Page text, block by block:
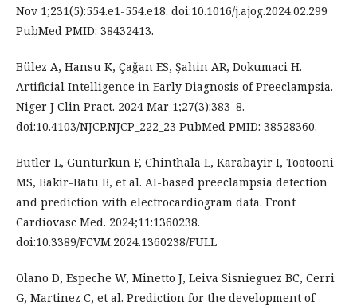
Nov 1;231(5):554.e1-554.e18. doi:10.1016/j.ajog.2024.02.299
PubMed PMID: 38432413.
Bülez A, Hansu K, Çaǧan ES, Şahin AR, Dokumaci H.
Artificial Intelligence in Early Diagnosis of Preeclampsia.
Niger J Clin Pract. 2024 Mar 1;27(3):383–8.
doi:10.4103/NJCP.NJCP_222_23 PubMed PMID: 38528360.
Butler L, Gunturkun F, Chinthala L, Karabayir I, Tootooni
MS, Bakir-Batu B, et al. AI-based preeclampsia detection
and prediction with electrocardiogram data. Front
Cardiovasc Med. 2024;11:1360238.
doi:10.3389/FCVM.2024.1360238/FULL
Olano D, Espeche W, Minetto J, Leiva Sisnieguez BC, Cerri
G, Martinez C, et al. Prediction for the development of